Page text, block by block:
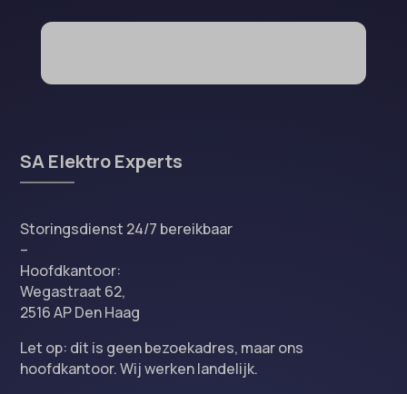
SA Elektro Experts
Storingsdienst 24/7 bereikbaar
–
Hoofdkantoor:
Wegastraat 62,
2516 AP Den Haag
Let op: dit is geen bezoekadres, maar ons
hoofdkantoor. Wij werken landelijk.